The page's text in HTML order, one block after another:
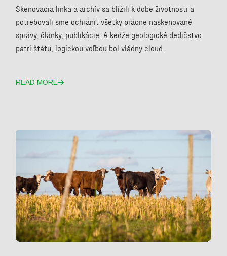
Skenovacia linka a archív sa blížili k dobe životnosti a
potrebovali sme ochrániť všetky prácne naskenované
správy, články, publikácie. A keďže geologické dedičstvo
patrí štátu, logickou voľbou bol vládny cloud.
READ MORE